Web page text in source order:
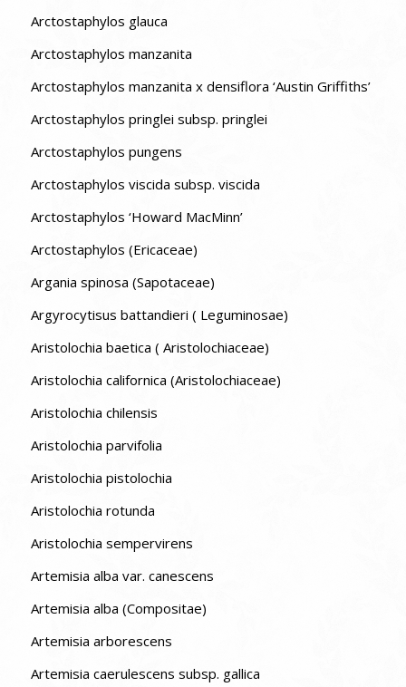
Arctostaphylos glauca
Arctostaphylos manzanita
Arctostaphylos manzanita x densiflora ‘Austin Griffiths’
Arctostaphylos pringlei subsp. pringlei
Arctostaphylos pungens
Arctostaphylos viscida subsp. viscida
Arctostaphylos ‘Howard MacMinn’
Arctostaphylos (Ericaceae)
Argania spinosa (Sapotaceae)
Argyrocytisus battandieri ( Leguminosae)
Aristolochia baetica ( Aristolochiaceae)
Aristolochia californica (Aristolochiaceae)
Aristolochia chilensis
Aristolochia parvifolia
Aristolochia pistolochia
Aristolochia rotunda
Aristolochia sempervirens
Artemisia alba var. canescens
Artemisia alba (Compositae)
Artemisia arborescens
Artemisia caerulescens subsp. gallica